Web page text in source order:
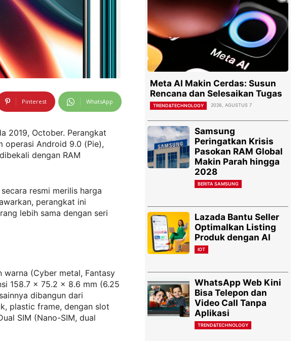
Pinterest WhatsApp
2019, October. Perangkat
operasi Android 9.0 (Pie),
dengan RAM
resmi merilis harga
perangkat ini
lebih sama dengan seri
warna (Cyber ​​metal, Fantasy
158.7 x 75.2 x 8.6 mm (6.25
dibangun dari
plastic frame, dengan slot
SIM (Nano-SIM, dual
Meta AI Makin Cerdas: Susun
Rencana dan Selesaikan Tugas
TREND&TECHNOLOGY 2026, AGUSTUS 7
Samsung
Peringatkan Krisis
Pasokan RAM Global
Makin Parah hingga
2028
BERITA SAMSUNG
Lazada Bantu Seller
Optimalkan Listing
Produk dengan AI
IOT
WhatsApp Web Kini
Bisa Telepon dan
Video Call Tanpa
Aplikasi
TREND&TECHNOLOGY